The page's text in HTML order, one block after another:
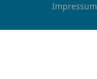
Impressum